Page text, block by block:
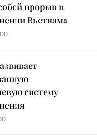
прорыв в
Вьетнама
систему